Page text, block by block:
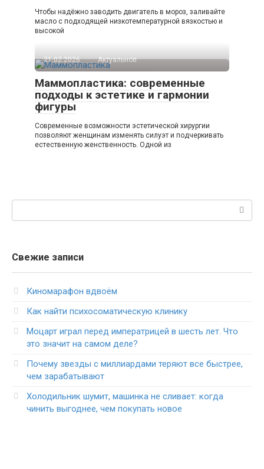
Чтобы надёжно заводить двигатель в мороз, заливайте
масло с подходящей низкотемпературной вязкостью и
высокой
21.02.2026 Актуальное
Маммопластика: современные
подходы к эстетике и гармонии
фигуры
Современные возможности эстетической хирургии
позволяют женщинам изменять силуэт и подчеркивать
естественную женственность. Одной из
Свежие записи
Киномарафон вдвоём
Как найти психосоматическую клинику
Моцарт играл перед императрицей в шесть лет. Что
это значит на самом деле?
Почему звезды с миллиардами теряют все быстрее,
чем зарабатывают
Холодильник шумит, машинка не сливает: когда
чинить выгоднее, чем покупать новое